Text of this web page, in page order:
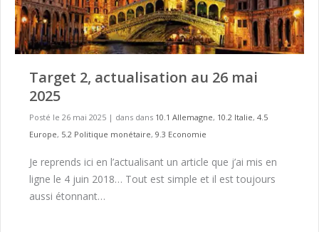
Target 2, actualisation au 26 mai
2025
Posté le 26 mai 2025 | dans dans 10.1 Allemagne, 10.2 Italie, 4.5
Europe, 5.2 Politique monétaire, 9.3 Economie
Je reprends ici en l’actualisant un article que j’ai mis en
ligne le 4 juin 2018… Tout est simple et il est toujours
aussi étonnant…